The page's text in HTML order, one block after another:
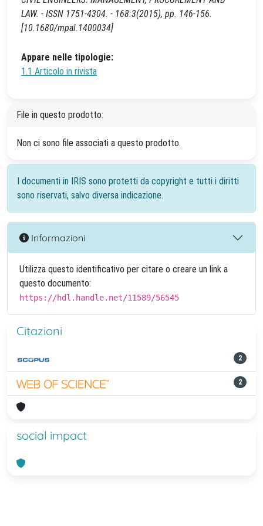
LAW. - ISSN 1751-4304. - 168:3(2015), pp. 146-156.
[10.1680/mpal.1400034]
Appare nelle tipologie:
1.1 Articolo in rivista
File in questo prodotto:
Non ci sono file associati a questo prodotto.
I documenti in IRIS sono protetti da copyright e tutti i diritti
sono riservati, salvo diversa indicazione.
Informazioni
Utilizza questo identificativo per citare o creare un link a
questo documento:
https://hdl.handle.net/11589/56545
Citazioni
2
2
social impact